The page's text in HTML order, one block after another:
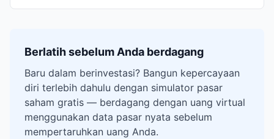
Berlatih sebelum Anda berdagang
Baru dalam berinvestasi? Bangun kepercayaan
diri terlebih dahulu dengan simulator pasar
saham gratis — berdagang dengan uang virtual
menggunakan data pasar nyata sebelum
mempertaruhkan uang Anda.